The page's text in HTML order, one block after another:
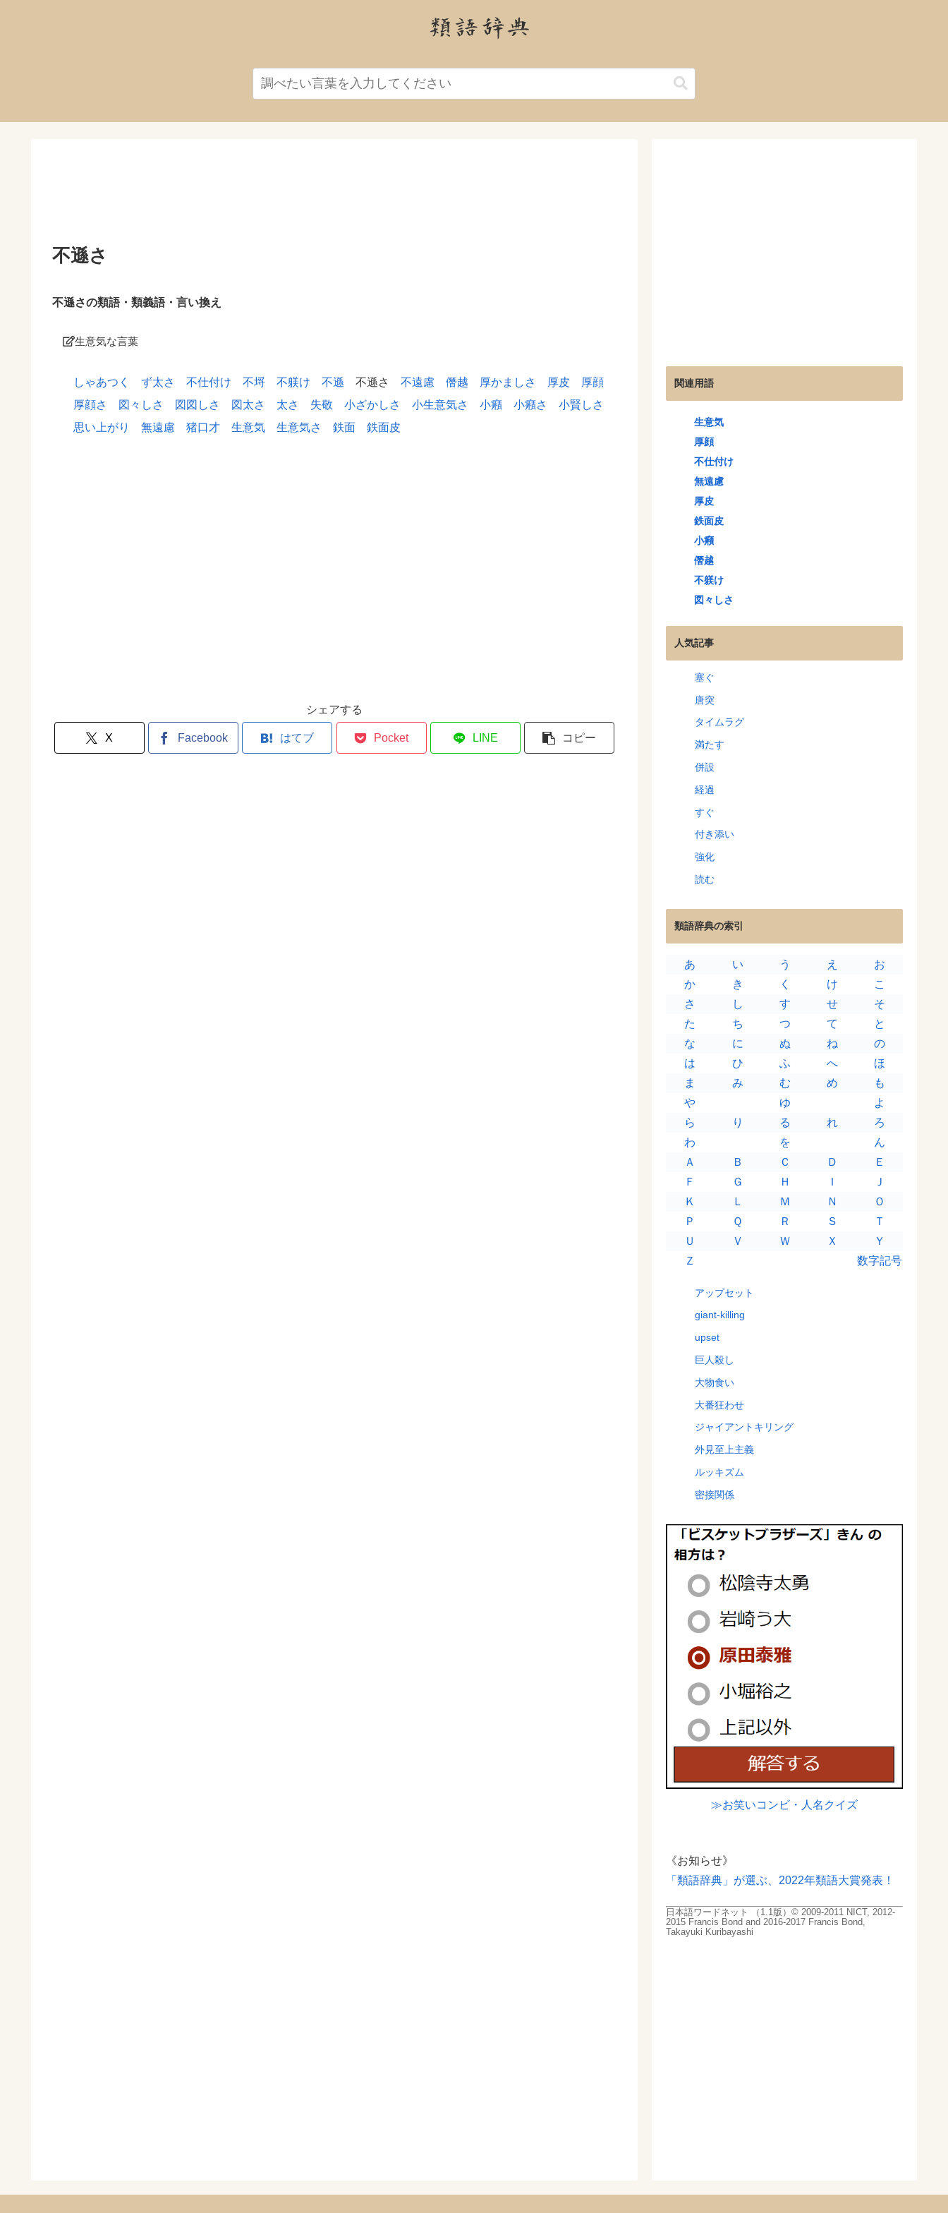
不遜さ
不遜さの類語・類義語・言い換え
生意気な言葉
しゃあつく ず太さ 不仕付け 不埒 不躾け 不遜 不遜さ 不遠慮 僭越 厚かましさ 厚皮
厚顔
厚顔さ
図々しさ 図図しさ 図太さ 太さ 失敬 小ざかしさ 小生意気さ 小癪 小癪さ
小賢しさ
思い上がり
無遠慮 猪口才 生意気 生意気さ 鉄面 鉄面皮
シェアする
X Facebook はてブ Pocket LINE コピー
関連用語
生意気
厚顔
不仕付け
無遠慮
厚皮
鉄面皮
小癪
僭越
不躾け
図々しさ
人気記事
塞ぐ
唐突
タイムラグ
満たす
併設
経過
すぐ
付き添い
強化
読む
類語辞典の索引
あ い う え
お
か
き く け
こ
さ
し す せ
そ
た
ち つ て
と
な
に ぬ ね
の
は
ひ ふ へ
ほ
ま
み む め
も
や
ゆ
よ
ら
り る れ
ろ
わ
を
ん
Ａ
Ｂ Ｃ Ｄ
Ｅ
Ｆ
Ｇ Ｈ Ｉ
Ｊ
Ｋ
Ｌ Ｍ Ｎ
Ｏ
Ｐ
Ｑ Ｒ Ｓ
Ｔ
Ｕ
Ｖ Ｗ Ｘ
Ｙ
Ｚ
数字記号
アップセット
giant-killing
upset
巨人殺し
大物食い
大番狂わせ
ジャイアントキリング
外見至上主義
ルッキズム
密接関係
≫お笑いコンビ・人名クイズ
《お知らせ》
「類語辞典」が選ぶ、2022年類語大賞発表！
日本語ワードネット （1.1版）© 2009-2011 NICT, 2012-
2015 Francis Bond and 2016-2017 Francis Bond,
Takayuki Kuribayashi